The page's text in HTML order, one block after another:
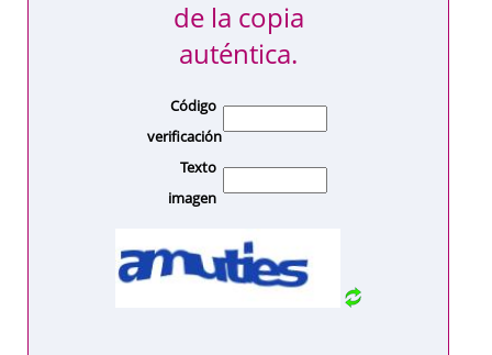
de la copia
auténtica.
Código
verificación
Texto
imagen